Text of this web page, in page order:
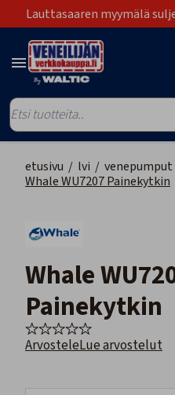
Lauttasaaren myymälä
poistunut
etusivu / lvi / venepumput
Whale WU7207 Painekytkin
Whale WU7207
Painekytkin
ArvosteleLue arvostelut